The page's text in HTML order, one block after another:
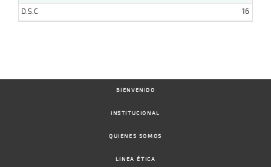
D.S.C
16
BIENVENIDO
INSTITUCIONAL
QUIENES SOMOS
LINEA ÉTICA